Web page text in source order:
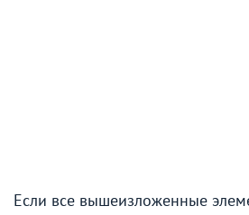
Если все вышеизложенные